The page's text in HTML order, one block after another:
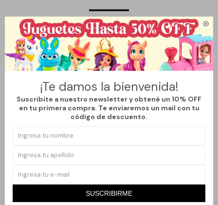

¡Te damos la bienvenida!
Suscribite a nuestro newsletter y obtené un 10% OFF
en tu primera compra. Te enviaremos un mail con tu
código de descuento.
SUSCRIBIRME
El collar Pavo Real de la marca Que Regalo es una pieza diseñada
para realzar la elegancia de la mujer moderna. Con un largo de
45.0 cm, este accesorio destaca por su hermoso dije en forma de
pavo real, adornado con piedras de varios colores que capturan
la luz con cada movimiento. Ideal para eventos formales o para
dar un toque distintivo a tu atuendo diario, este collar combina
con una variedad de estilos, asegurando que siempre luzcas
Las piedras generan un contraste llamativo que destaca tu
accesorio, sino una declaración de tu estilo personal. Perfecto
para llevar en ocasiones especiales o para regalar a alguien que
aprecia las joyas únicas y de gran diseño.
Deja una impresión duradera y transforma cualquier look con